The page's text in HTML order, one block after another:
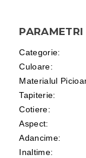
Categorie:
Culoare:
Materialul
Tapiterie:
Cotiere:
Aspect:
Adancime:
Inaltime: